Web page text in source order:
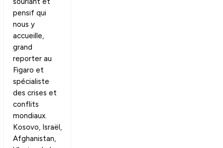
pensif qui
nous y
accueille,
grand
reporter au
Figaro et
spécialiste
des crises et
conflits
mondiaux.
Kosovo, Israël,
Afghanistan,